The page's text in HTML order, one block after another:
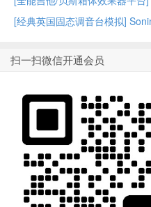
[经典英国固态调音台模拟]
扫一扫微信开通会员